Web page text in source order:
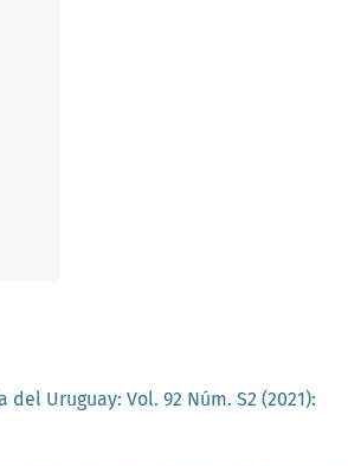
Uruguay: Vol. 92 Núm. S2 (2021):